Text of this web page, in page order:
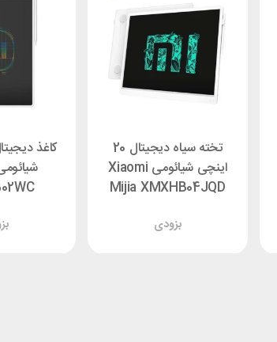
تخته سیاه دیجیتال 20
اینچی شیائومی Xiaomi
Mijia XMXHB04JQD
بزودی